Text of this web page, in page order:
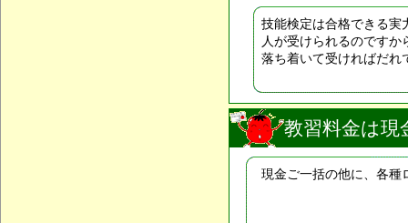
技能検定は合格できる実
人が受けられるのですか
落ち着いて受ければだれ
教習料金は現
現金ご一括の他に、各種